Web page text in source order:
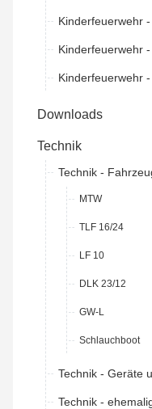
Kinderfeuerwehr
Kinderfeuerwehr
Kinderfeuerwehr
Downloads
Technik
Technik -
MTW
TLF 16/24
LF 10
DLK 23/12
GW-L
Schlauchboot
Technik - Geräte
Technik -